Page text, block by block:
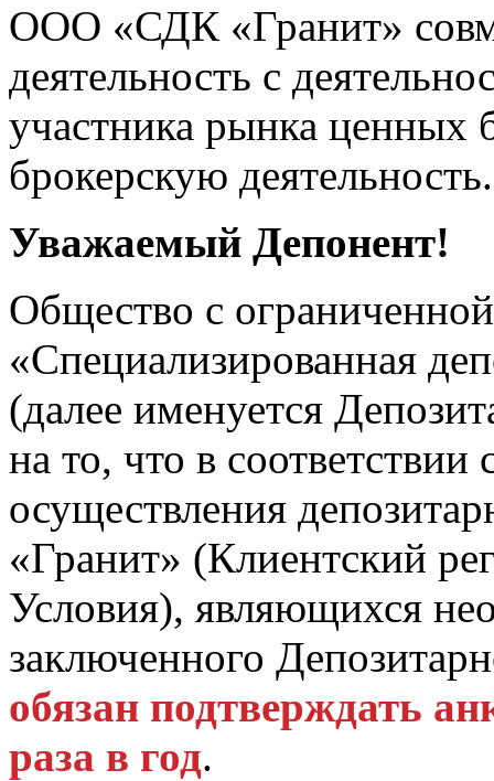
ООО «СДК «Гранит»
деятельность с
участника рынка ценных
брокерскую деятельность.
Уважаемый Депонент!
Общество с
«Специализированная
(далее именуется
на то, что в
осуществления
«Гранит» (Клиентский
Условия), являющихся
заключенного
обязан подтверждать
раза в год.